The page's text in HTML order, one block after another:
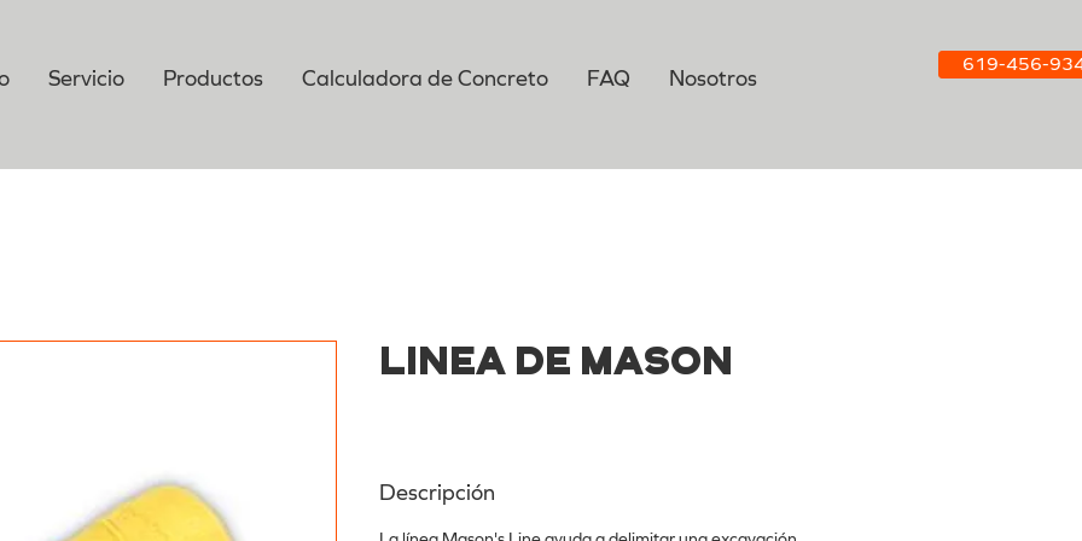
Servicio Productos Calculadora de Concreto FAQ Nosotros
619-456-
Línea de Mason
Descripción